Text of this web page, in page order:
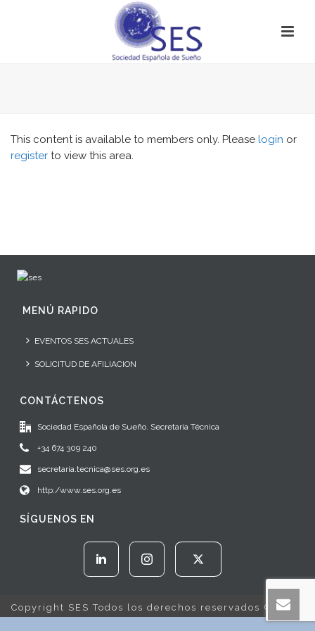
This content is available to members only. Please login or
register to view this area.
MENÚ RAPIDO
EVENTOS SES ACTUALES
SOLICITUD DE AFILIACION
CONTÁCTENOS
Sociedad Española de Sueño. Secretaría Técnica
+34 674 309 240
secretaria.tecnica@ses.org.es
http:/www.ses.org.es
SÍGUENOS EN
Copyright SES Todos los derechos reservados © 2022